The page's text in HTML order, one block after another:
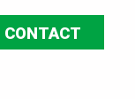
CONTACT